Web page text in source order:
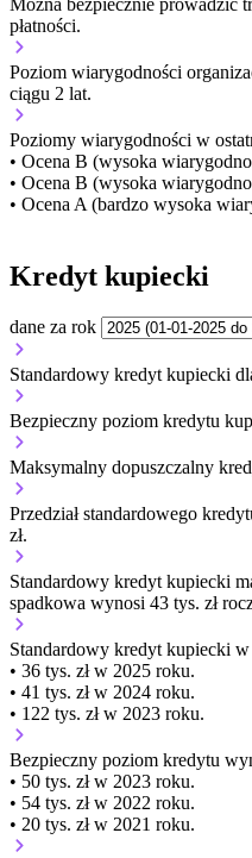
Można bezpiecznie prowadzić
płatności.
Poziom wiarygodności
ciągu 2 lat.
Poziomy wiarygodności w
• Ocena B (wysoka
• Ocena B (wysoka
• Ocena A (bardzo wysoka
Kredyt kupiecki
dane za rok
Standardowy kredyt kupiecki
Bezpieczny poziom kredytu
Maksymalny dopuszczalny
Przedział standardowego
zł.
Standardowy kredyt kupiecki
spadkowa wynosi 43 tys. zł
Standardowy kredyt kupiecki w
• 36 tys. zł w 2025 roku.
• 41 tys. zł w 2024 roku.
• 122 tys. zł w 2023 roku.
Bezpieczny poziom kredytu
• 50 tys. zł w 2023 roku.
• 54 tys. zł w 2022 roku.
• 20 tys. zł w 2021 roku.